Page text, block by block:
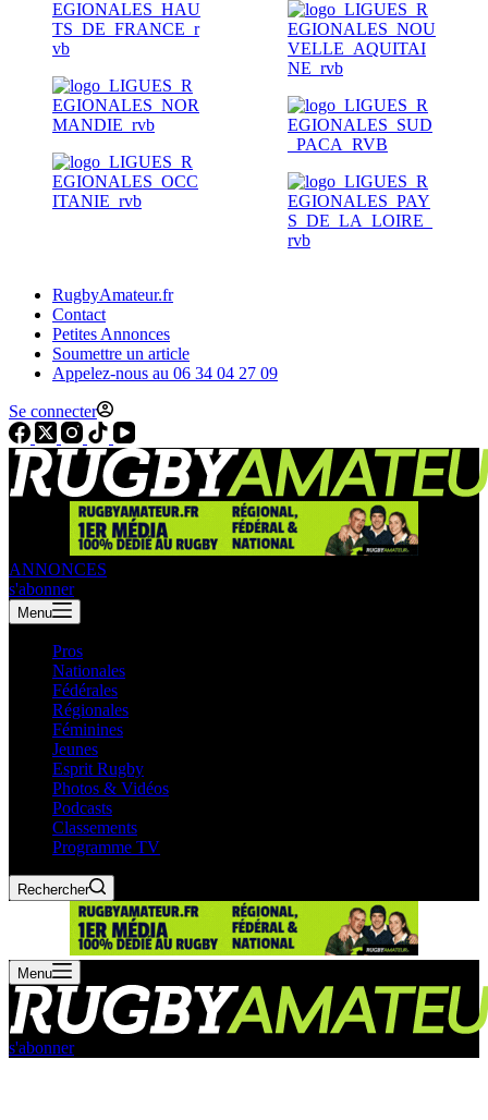
RugbyAmateur.fr
Contact
Petites Annonces
Soumettre un article
Appelez-nous au 06 34 04 27 09
Se connecter
ANNONCES
s'abonner
Menu
Pros
Nationales
Fédérales
Régionales
Féminines
Jeunes
Esprit Rugby
Photos & Vidéos
Podcasts
Classements
Programme TV
Rechercher
Menu
s'abonner